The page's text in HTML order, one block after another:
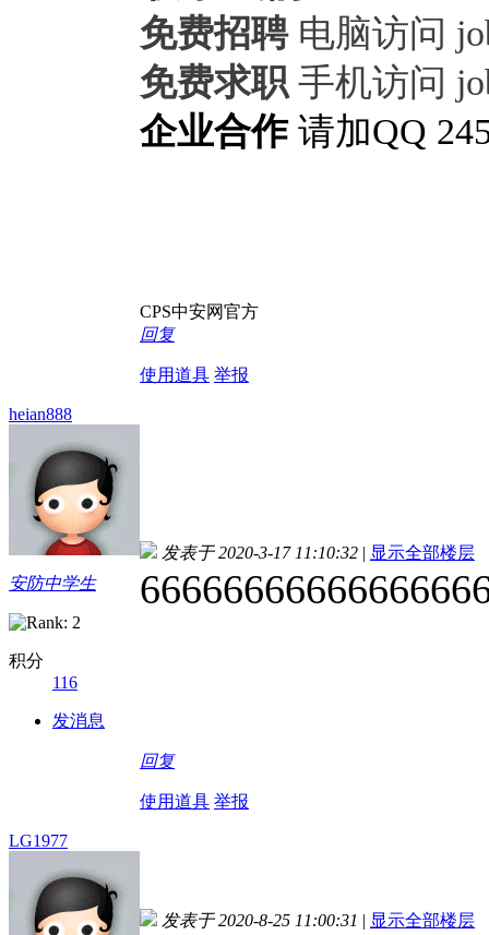
免费招聘电脑访问
免费求职 手机访问
企业合作请加QQ
CPS中安网官方
回复
使用道具 举报
heian888
安防中学生
积分
116
发消息
发表于 2020-3-17 11:10:32 | 显示全部楼层
回复
使用道具 举报
LG1977
发表于 2020-8-25 11:00:31 | 显示全部楼层